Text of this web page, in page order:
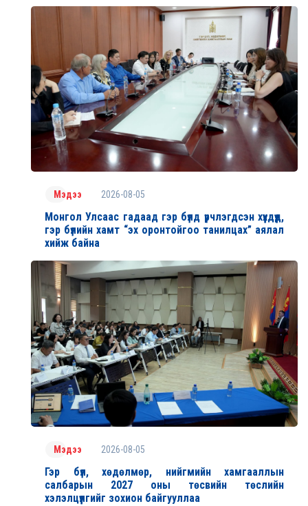
Мэдээ 2026-08-05
Монгол Улсаас гадаад гэр бүлд үрчлэгдсэн хүүхдүүд,
гэр бүлийн хамт “эх оронтойгоо танилцах” аялал
хийж байна
Мэдээ 2026-08-05
Гэр бүл, хөдөлмөр, нийгмийн хамгааллын
салбарын 2027 оны төсвийн төслийн
хэлэлцүүлгийг зохион байгууллаа